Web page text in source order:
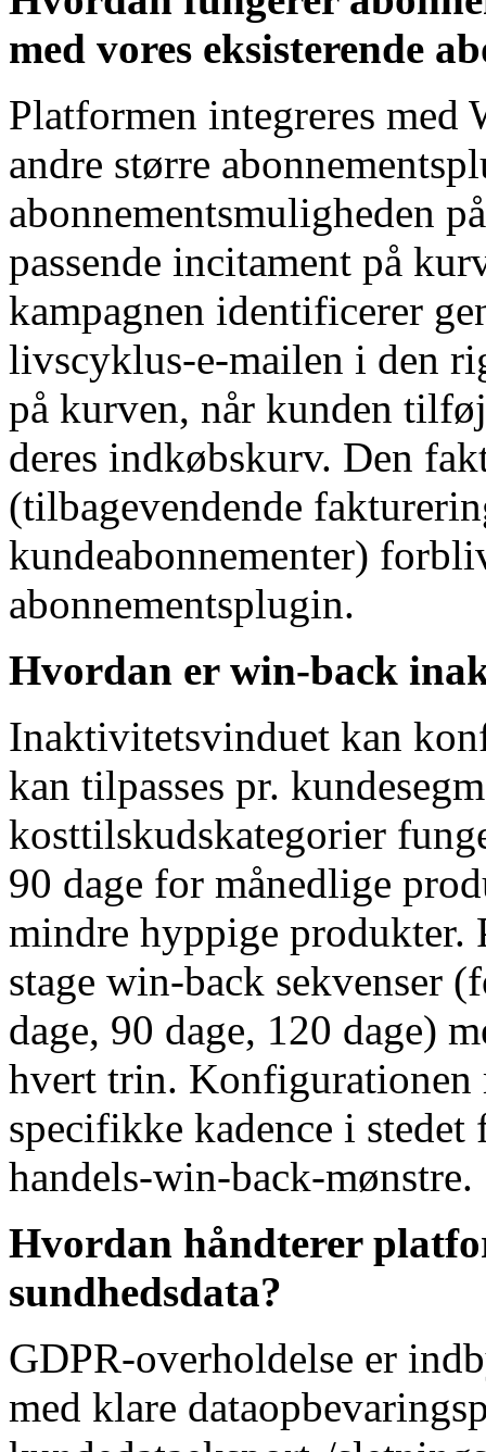
med vores eksisterende
Platformen integreres med
andre større
abonnementsmuligheden
passende incitament på
kampagnen identificerer
livscyklus-e-mailen i den
på kurven, når kunden
deres indkøbskurv. Den
(tilbagevendende
kundeabonnementer)
abonnementsplugin.
Hvordan er win-back
Inaktivitetsvinduet kan
kan tilpasses pr.
kosttilskudskategorier
90 dage for månedlige
mindre hyppige produkter.
stage win-back sekvenser
dage, 90 dage, 120 dage)
hvert trin. Konfigurationen
specifikke kadence i stedet
handels-win-back-mønstre.
Hvordan håndterer
sundhedsdata?
GDPR-overholdelse er
med klare